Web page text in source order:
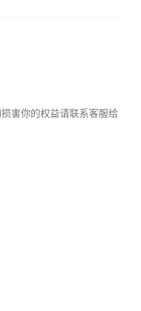
害你的权益请联系客服给